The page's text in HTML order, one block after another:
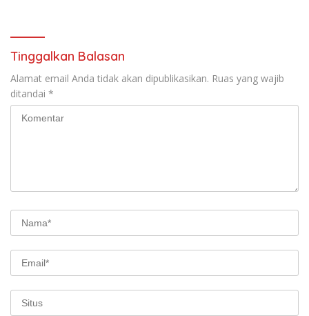
Tinggalkan Balasan
Alamat email Anda tidak akan dipublikasikan. Ruas yang wajib
ditandai *